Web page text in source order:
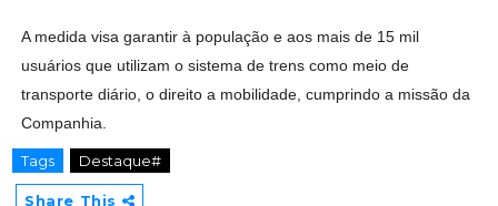
A medida visa garantir à população e aos mais de 15 mil
usuários que utilizam o sistema de trens como meio de
transporte diário, o direito a mobilidade, cumprindo a missão da
Companhia.
Tags Destaque#
Share This